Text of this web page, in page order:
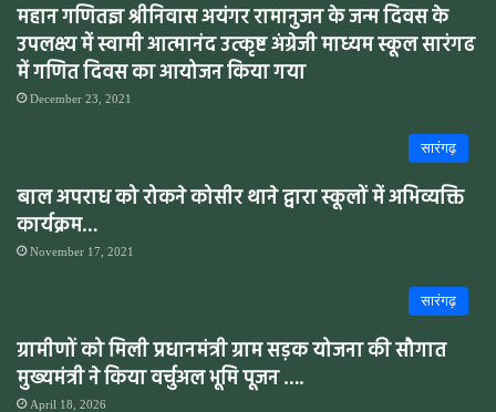
महान गणितज्ञ श्रीनिवास अयंगर रामानुजन के जन्म दिवस के
उपलक्ष्य में स्वामी आत्मानंद उत्कृष्ट अंग्रेजी माध्यम स्कूल सारंगढ
में गणित दिवस का आयोजन किया गया
December 23, 2021
सारंगढ़
बाल अपराध को रोकने कोसीर थाने द्वारा स्कूलों में अभिव्यक्ति
कार्यक्रम…
November 17, 2021
सारंगढ़
ग्रामीणों को मिली प्रधानमंत्री ग्राम सड़क योजना की सौगात
मुख्यमंत्री ने किया वर्चुअल भूमि पूजन ….
April 18, 2026